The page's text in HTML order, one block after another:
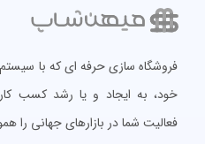
فروشگاه سازی حرفه ای که با
خود، به ایجاد و یا رشد کسب
فعالیت شما در بازارهای جهانی را